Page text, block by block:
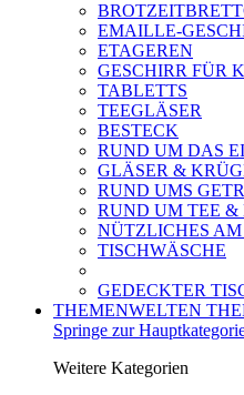
EMAILLE-
ETAGEREN
GESCHIRR FÜR
TABLETTS
TEEGLÄSER
BESTECK
RUND UM DAS EI
GLÄSER &
RUND UMS
RUND UM TEE &
NÜTZLICHES AM
TISCHWÄSCHE
GEDECKTER
THEMENWELTEN
Springe zur
Weitere Kategorien